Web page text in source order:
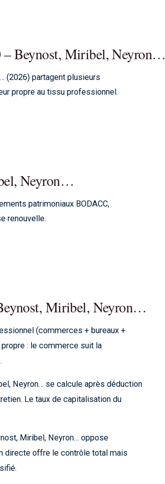
– Beynost, Miribel, Neyron…
(2026) partagent plusieurs
propre au tissu professionnel.
Neyron…
patrimoniaux BODACC,
renouvelle.
Miribel, Neyron…
(commerces + bureaux +
: le commerce suit la
Neyron… se calcule après déduction
Le taux de capitalisation du
Miribel, Neyron… oppose
directe offre le contrôle total mais